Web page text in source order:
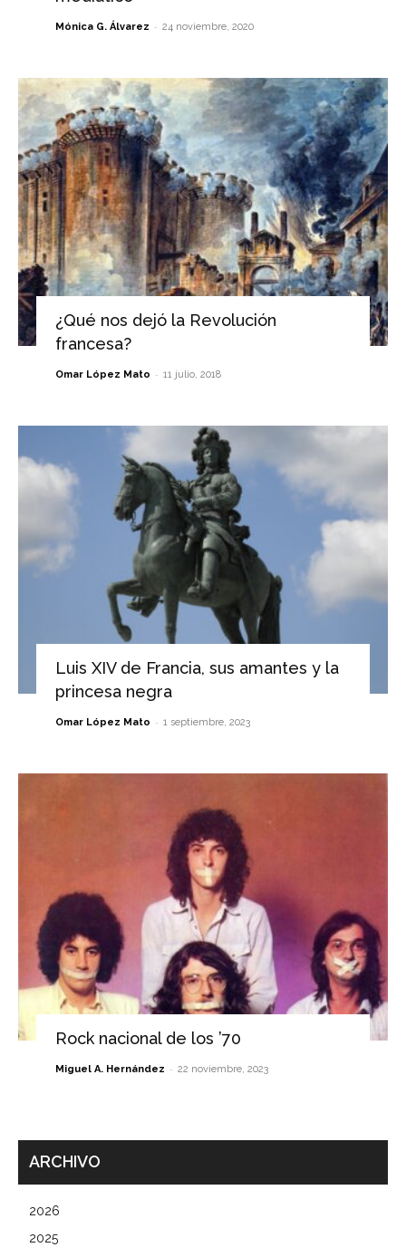
Mónica G. Álvarez - 24 noviembre, 2020
¿Qué nos dejó la Revolución
francesa?
Omar López Mato - 11 julio, 2018
Luis XIV de Francia, sus amantes y la
princesa negra
Omar López Mato - 1 septiembre, 2023
Rock nacional de los ’70
Miguel A. Hernández - 22 noviembre, 2023
ARCHIVO
2026
2025